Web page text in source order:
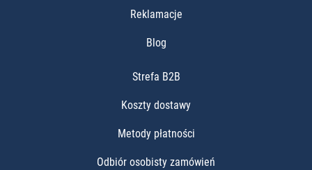
Reklamacje
Blog
Strefa B2B
Koszty dostawy
Metody płatności
Odbiór osobisty zamówień